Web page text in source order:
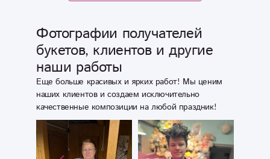
Фотографии получателей
букетов, клиентов и другие
наши работы
Еще больше красивых и ярких работ! Мы ценим
наших клиентов и создаем исключительно
качественные композиции на любой праздник!